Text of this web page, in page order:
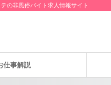
の非風俗バイト求人情報サイト
仕事解説